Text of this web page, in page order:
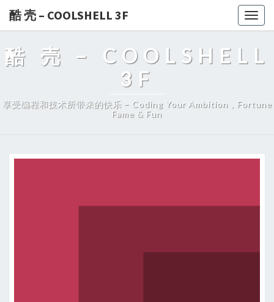
酷 壳 – COOLSHELL 3F
酷 壳 – COOLSHELL
3F
享受编程和技术所带来的快乐 – Coding Your Ambition，Fortune
Fame & Fun